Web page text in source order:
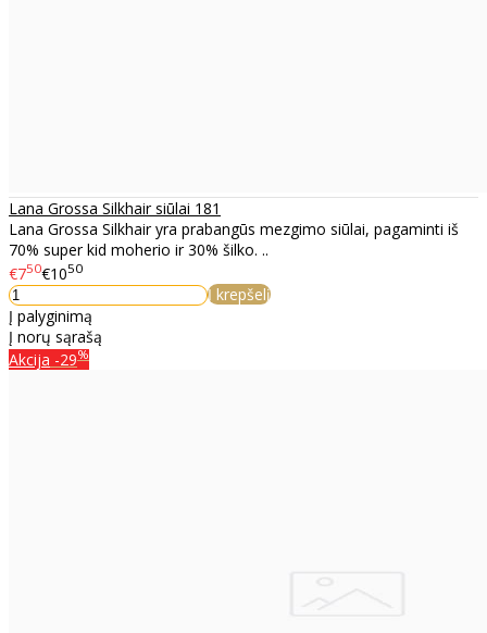
Lana Grossa Silkhair siūlai 181
Lana Grossa Silkhair yra prabangūs mezgimo siūlai, pagaminti iš
70% super kid moherio ir 30% šilko. ..
€750€1050
Į krepšelį
Į palyginimą
Į norų sąrašą
Akcija -29%